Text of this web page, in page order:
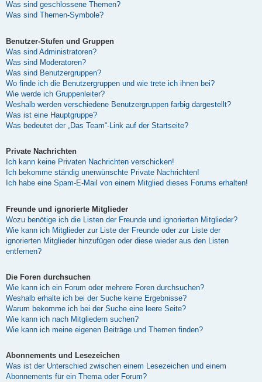
Was sind geschlossene Themen?
Was sind Themen-Symbole?
Benutzer-Stufen und Gruppen
Was sind Administratoren?
Was sind Moderatoren?
Was sind Benutzergruppen?
Wo finde ich die Benutzergruppen und wie trete ich ihnen bei?
Wie werde ich Gruppenleiter?
Weshalb werden verschiedene Benutzergruppen farbig dargestellt?
Was ist eine Hauptgruppe?
Was bedeutet der „Das Team“-Link auf der Startseite?
Private Nachrichten
Ich kann keine Privaten Nachrichten verschicken!
Ich bekomme ständig unerwünschte Private Nachrichten!
Ich habe eine Spam-E-Mail von einem Mitglied dieses Forums erhalten!
Freunde und ignorierte Mitglieder
Wozu benötige ich die Listen der Freunde und ignorierten Mitglieder?
Wie kann ich Mitglieder zur Liste der Freunde oder zur Liste der
ignorierten Mitglieder hinzufügen oder diese wieder aus den Listen
entfernen?
Die Foren durchsuchen
Wie kann ich ein Forum oder mehrere Foren durchsuchen?
Weshalb erhalte ich bei der Suche keine Ergebnisse?
Warum bekomme ich bei der Suche eine leere Seite?
Wie kann ich nach Mitgliedern suchen?
Wie kann ich meine eigenen Beiträge und Themen finden?
Abonnements und Lesezeichen
Was ist der Unterschied zwischen einem Lesezeichen und einem
Abonnements für ein Thema oder Forum?